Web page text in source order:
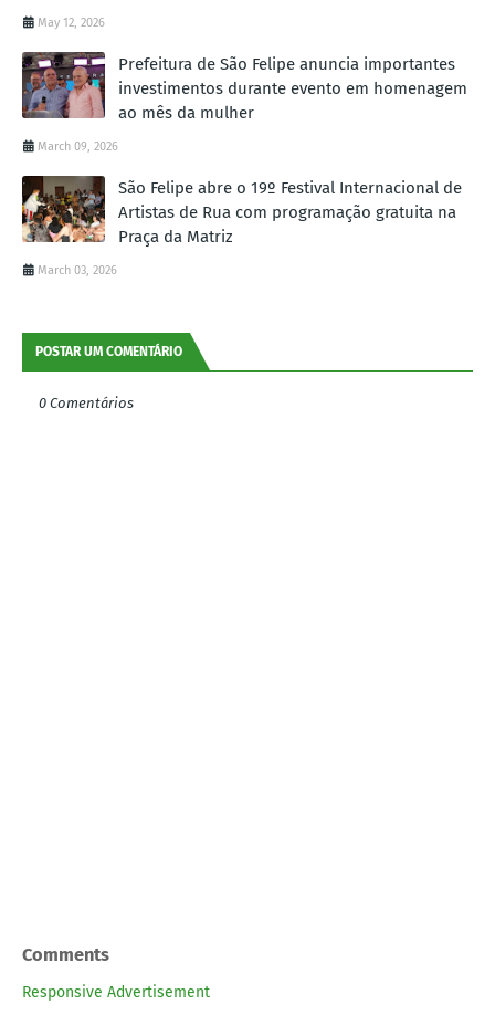
May 12, 2026
Prefeitura de São Felipe anuncia importantes
investimentos durante evento em homenagem
ao mês da mulher
March 09, 2026
São Felipe abre o 19º Festival Internacional de
Artistas de Rua com programação gratuita na
Praça da Matriz
March 03, 2026
POSTAR UM COMENTÁRIO
0 Comentários
Comments
Responsive Advertisement